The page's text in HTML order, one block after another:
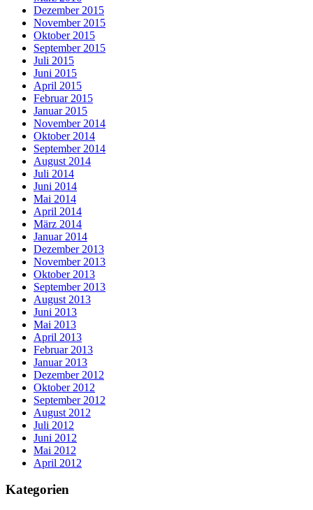
Dezember 2015
November 2015
Oktober 2015
September 2015
Juli 2015
Juni 2015
April 2015
Februar 2015
Januar 2015
November 2014
Oktober 2014
September 2014
August 2014
Juli 2014
Juni 2014
Mai 2014
April 2014
März 2014
Januar 2014
Dezember 2013
November 2013
Oktober 2013
September 2013
August 2013
Juni 2013
Mai 2013
April 2013
Februar 2013
Januar 2013
Dezember 2012
Oktober 2012
September 2012
August 2012
Juli 2012
Juni 2012
Mai 2012
April 2012
Kategorien